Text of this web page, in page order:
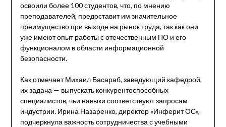
освоили более 100 студентов, что, по мнению
преподавателей, предоставит им значительное
преимущество при выходе на рынок труда, так как они
уже имеют опыт работы с отечественным ПО и его
функционалом в области информационной
безопасности.
Как отмечает Михаил Басараб, заведующий кафедрой,
их задача — выпускать конкурентоспособных
специалистов, чьи навыки соответствуют запросам
индустрии. Ирина Назаренко, директор «Инферит ОС»,
подчеркнула важность сотрудничества с учебными